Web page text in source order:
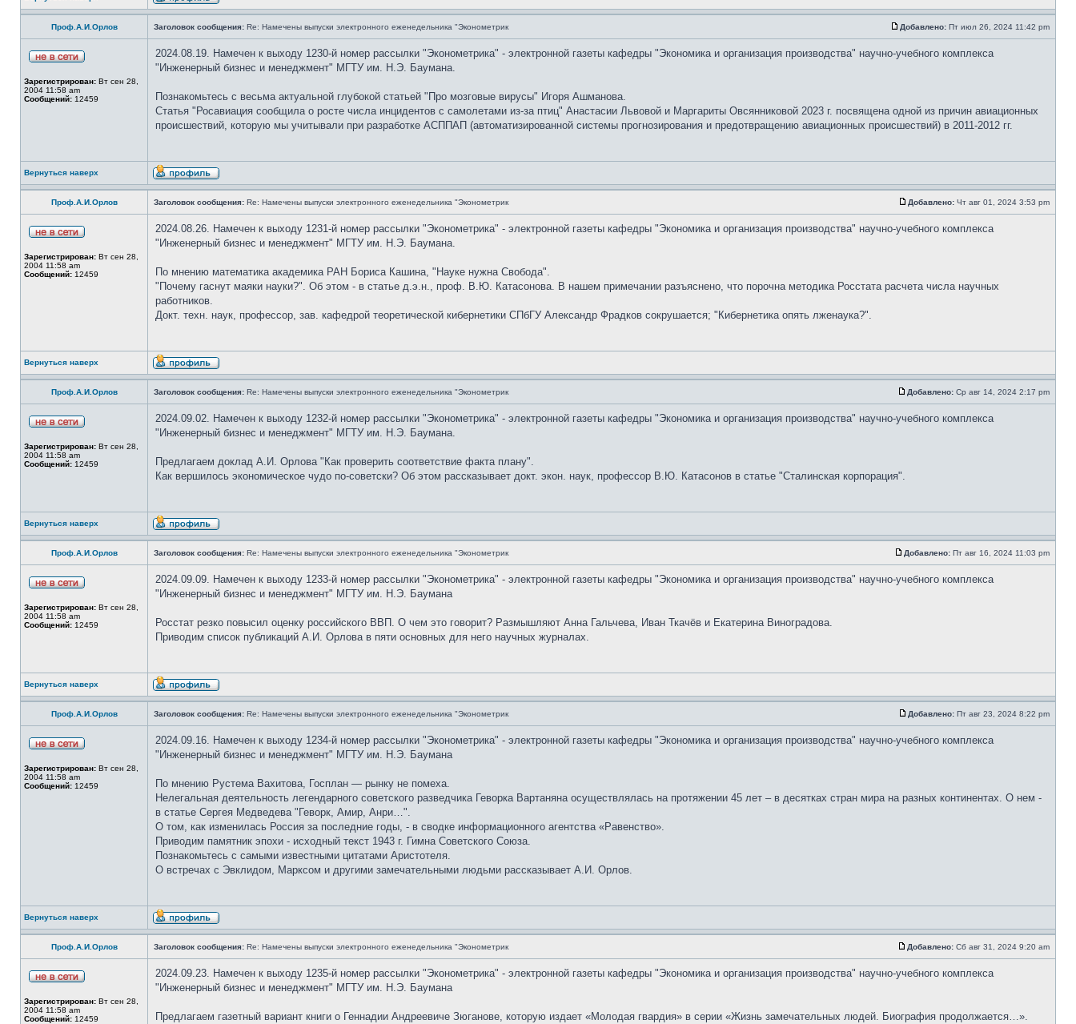
Проф.А.И.Орлов Заголовок сообщения: Re: Намечены выпуски электронного еженедельника "Эконометрик Добавлено: Пт июл 26, 2024 11:42 pm
Зарегистрирован: Вт сен 28,
2004 11:58 am
Сообщений: 12459
2024.08.19. Намечен к выходу 1230-й номер рассылки "Эконометрика" - электронной газеты кафедры "Экономика и организация производства" научно-учебного комплекса
"Инженерный бизнес и менеджмент" МГТУ им. Н.Э. Баумана.
Познакомьтесь с весьма актуальной глубокой статьей "Про мозговые вирусы" Игоря Ашманова.
Статья "Росавиация сообщила о росте числа инцидентов с самолетами из-за птиц" Анастасии Львовой и Маргариты Овсянниковой 2023 г. посвящена одной из причин авиационных
происшествий, которую мы учитывали при разработке АСППАП (автоматизированной системы прогнозирования и предотвращению авиационных происшествий) в 2011-2012 гг.
Вернуться наверх
Проф.А.И.Орлов Заголовок сообщения: Re: Намечены выпуски электронного еженедельника "Эконометрик Добавлено: Чт авг 01, 2024 3:53 pm
Зарегистрирован: Вт сен 28,
2004 11:58 am
Сообщений: 12459
2024.08.26. Намечен к выходу 1231-й номер рассылки "Эконометрика" - электронной газеты кафедры "Экономика и организация производства" научно-учебного комплекса
"Инженерный бизнес и менеджмент" МГТУ им. Н.Э. Баумана.
По мнению математика академика РАН Бориса Кашина, "Науке нужна Свобода".
"Почему гаснут маяки науки?". Об этом - в статье д.э.н., проф. В.Ю. Катасонова. В нашем примечании разъяснено, что порочна методика Росстата расчета числа научных
работников.
Докт. техн. наук, профессор, зав. кафедрой теоретической кибернетики СПбГУ Александр Фрадков сокрушается; "Кибернетика опять лженаука?".
Вернуться наверх
Проф.А.И.Орлов Заголовок сообщения: Re: Намечены выпуски электронного еженедельника "Эконометрик Добавлено: Ср авг 14, 2024 2:17 pm
Зарегистрирован: Вт сен 28,
2004 11:58 am
Сообщений: 12459
2024.09.02. Намечен к выходу 1232-й номер рассылки "Эконометрика" - электронной газеты кафедры "Экономика и организация производства" научно-учебного комплекса
"Инженерный бизнес и менеджмент" МГТУ им. Н.Э. Баумана.
Предлагаем доклад А.И. Орлова "Как проверить соответствие факта плану".
Как вершилось экономическое чудо по-советски? Об этом рассказывает докт. экон. наук, профессор В.Ю. Катасонов в статье "Сталинская корпорация".
Вернуться наверх
Проф.А.И.Орлов Заголовок сообщения: Re: Намечены выпуски электронного еженедельника "Эконометрик Добавлено: Пт авг 16, 2024 11:03 pm
Зарегистрирован: Вт сен 28,
2004 11:58 am
Сообщений: 12459
2024.09.09. Намечен к выходу 1233-й номер рассылки "Эконометрика" - электронной газеты кафедры "Экономика и организация производства" научно-учебного комплекса
"Инженерный бизнес и менеджмент" МГТУ им. Н.Э. Баумана
Росстат резко повысил оценку российского ВВП. О чем это говорит? Размышляют Анна Гальчева, Иван Ткачёв и Екатерина Виноградова.
Приводим список публикаций А.И. Орлова в пяти основных для него научных журналах.
Вернуться наверх
Проф.А.И.Орлов Заголовок сообщения: Re: Намечены выпуски электронного еженедельника "Эконометрик Добавлено: Пт авг 23, 2024 8:22 pm
Зарегистрирован: Вт сен 28,
2004 11:58 am
Сообщений: 12459
2024.09.16. Намечен к выходу 1234-й номер рассылки "Эконометрика" - электронной газеты кафедры "Экономика и организация производства" научно-учебного комплекса
"Инженерный бизнес и менеджмент" МГТУ им. Н.Э. Баумана
По мнению Рустема Вахитова, Госплан — рынку не помеха.
Нелегальная деятельность легендарного советского разведчика Геворка Вартаняна осуществлялась на протяжении 45 лет – в десятках стран мира на разных континентах. О нем -
в статье Сергея Медведева "Геворк, Амир, Анри…".
О том, как изменилась Россия за последние годы, - в сводке информационного агентства «Равенство».
Приводим памятник эпохи - исходный текст 1943 г. Гимна Советского Союза.
Познакомьтесь с самыми известными цитатами Аристотеля.
О встречах с Эвклидом, Марксом и другими замечательными людьми рассказывает А.И. Орлов.
Вернуться наверх
Проф.А.И.Орлов Заголовок сообщения: Re: Намечены выпуски электронного еженедельника "Эконометрик Добавлено: Сб авг 31, 2024 9:20 am
Зарегистрирован: Вт сен 28,
2004 11:58 am
Сообщений: 12459
2024.09.23. Намечен к выходу 1235-й номер рассылки "Эконометрика" - электронной газеты кафедры "Экономика и организация производства" научно-учебного комплекса
"Инженерный бизнес и менеджмент" МГТУ им. Н.Э. Баумана
Предлагаем газетный вариант книги о Геннадии Андреевиче Зюганове, которую издает «Молодая гвардия» в серии «Жизнь замечательных людей. Биография продолжается…».